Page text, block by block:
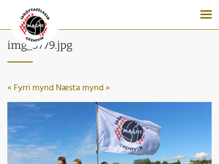
img_5779.jpg
« Fyrri mynd Næsta mynd »